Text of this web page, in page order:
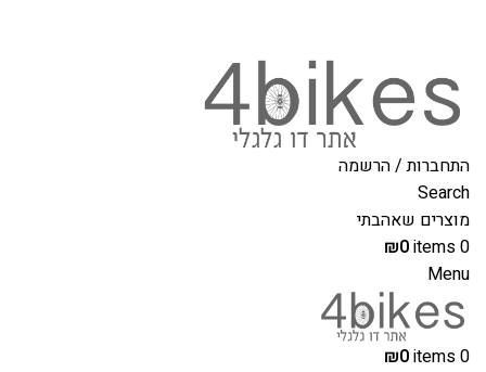
התחברות / הרשמה
Search
מוצרים שאהבתי
0
items
₪0
Menu
0
items
₪0